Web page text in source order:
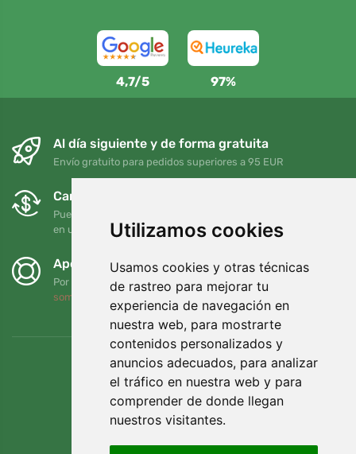
Utilizamos cookies
Usamos cookies y otras técnicas
de rastreo para mejorar tu
experiencia de navegación en
nuestra web, para mostrarte
contenidos personalizados y
anuncios adecuados, para analizar
el tráfico en nuestra web y para
comprender de donde llegan
nuestros visitantes.
4,7/5 97%
Al día siguiente y de forma gratuita
Envío gratuito para pedidos superiores a 95 EUR
Cambios y devoluciones gratuitos
Puede devolver o cambiar su pedido en cualquier momento
en un plazo de 90 días
Apoyamos a Trees.org
Por cada pedido plantamos un árbol. Leer más
somos